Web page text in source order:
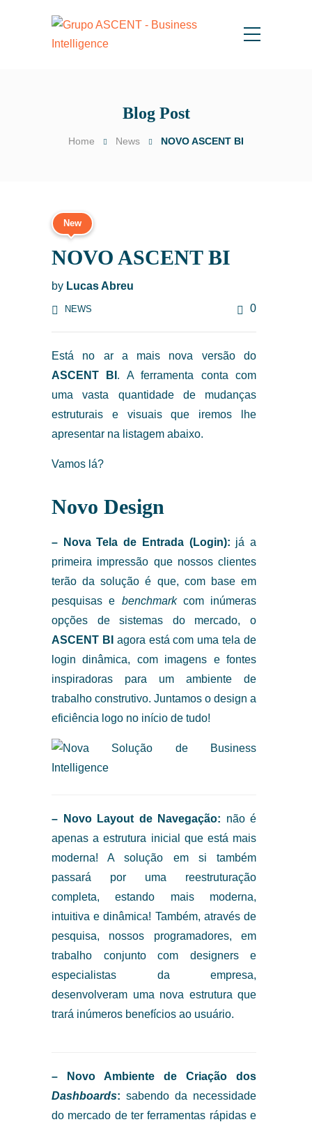
Blog Post
Home News NOVO ASCENT BI
New
NOVO ASCENT BI
by Lucas Abreu
NEWS 0
Está no ar a mais nova versão do
ASCENT BI . A ferramenta conta com
uma vasta quantidade de mudanças
estruturais e visuais que iremos lhe
apresentar na listagem abaixo.
Vamos lá?
Novo Design
– Nova Tela de Entrada (Login): já a
primeira impressão que nossos clientes
terão da solução é que, com base em
pesquisas e benchmarkcom inúmeras
opções de sistemas do mercado, o
ASCENT BI agora está com uma tela de
login dinâmica, com imagens e fontes
inspiradoras para um ambiente de
trabalho construtivo. Juntamos o design a
eficiência logo no início de tudo!
– Novo Layout de Navegação: não é
apenas a estrutura inicial que está mais
moderna! A solução em si também
passará por uma reestruturação
completa, estando mais moderna,
intuitiva e dinâmica! Também, através de
pesquisa, nossos programadores, em
trabalho conjunto com designers e
especialistas da empresa,
desenvolveram uma nova estrutura que
trará inúmeros benefícios ao usuário.
– Novo Ambiente de Criação dos
Dashboards: sabendo da necessidade
do mercado de ter ferramentas rápidas e